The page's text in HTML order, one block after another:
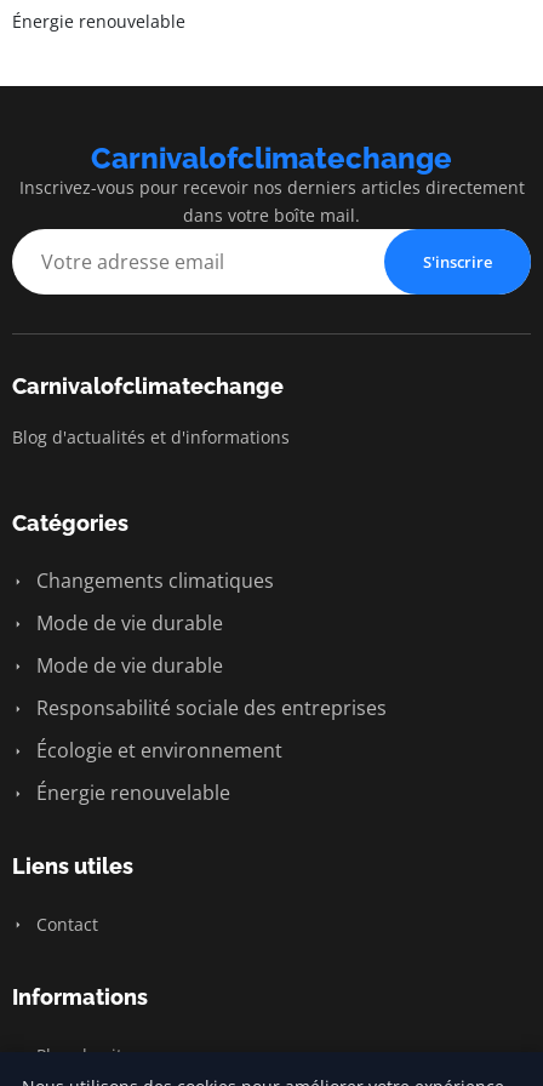
Énergie renouvelable
Carnivalofclimatechange
Inscrivez-vous pour recevoir nos derniers articles directement
dans votre boîte mail.
S'inscrire
Carnivalofclimatechange
Blog d'actualités et d'informations
Catégories
Changements climatiques
Mode de vie durable
Mode de vie durable
Responsabilité sociale des entreprises
Écologie et environnement
Énergie renouvelable
Liens utiles
Contact
Informations
Plan du site